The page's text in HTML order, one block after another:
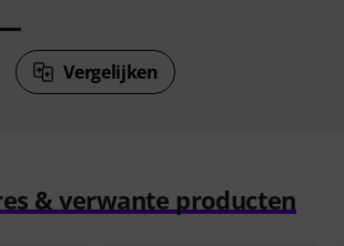
Vergelijken
& verwante producten